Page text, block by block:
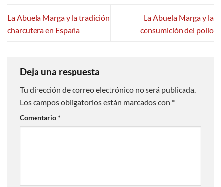
La Abuela Marga y la tradición
charcutera en España
La Abuela Marga y la
consumición del pollo
Deja una respuesta
Tu dirección de correo electrónico no será publicada.
Los campos obligatorios están marcados con *
Comentario*